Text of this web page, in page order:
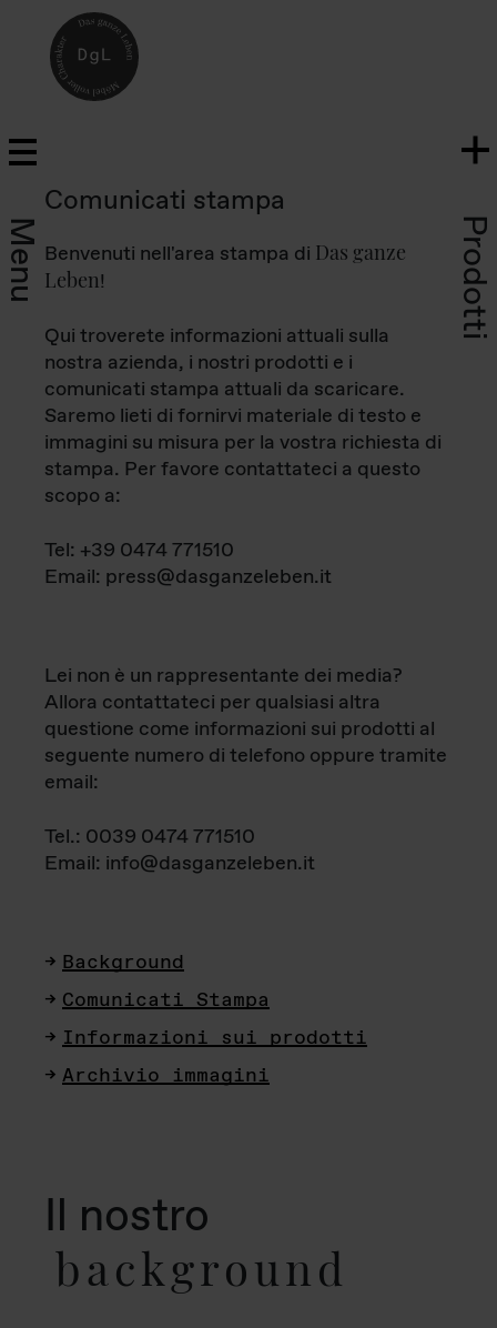
Menu Prodotti
Comunicati stampa
Benvenuti nell'area stampa di Das ganze
Leben!
Qui troverete informazioni attuali sulla
nostra azienda, i nostri prodotti e i
comunicati stampa attuali da scaricare.
Saremo lieti di fornirvi materiale di testo e
immagini su misura per la vostra richiesta di
stampa. Per favore contattateci a questo
scopo a:
Tel: +39 0474 771510
Email: press@dasganzeleben.it
Lei non è un rappresentante dei media?
Allora contattateci per qualsiasi altra
questione come informazioni sui prodotti al
seguente numero di telefono oppure tramite
email:
Tel.: 0039 0474 771510
Email: info@dasganzeleben.it
Background
Comunicati Stampa
Informazioni sui prodotti
Archivio immagini
Il nostro
background